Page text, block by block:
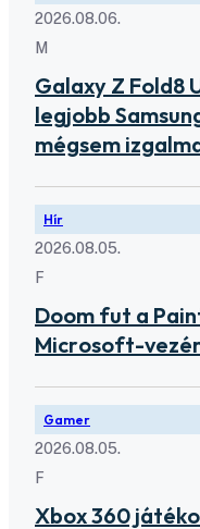
2026.08.06.
M
Galaxy Z Fold8
legjobb
mégsem
Hír
2026.08.05.
F
Doom fut a
Microsoft-
Gamer
2026.08.05.
F
Xbox 360